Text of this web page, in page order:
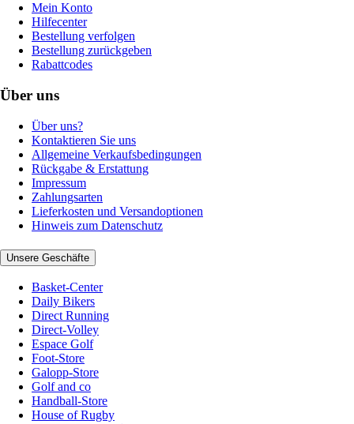
Mein Konto
Hilfecenter
Bestellung verfolgen
Bestellung zurückgeben
Rabattcodes
Über uns
Über uns?
Kontaktieren Sie uns
Allgemeine Verkaufsbedingungen
Rückgabe & Erstattung
Impressum
Zahlungsarten
Lieferkosten und Versandoptionen
Hinweis zum Datenschutz
Unsere Geschäfte
Basket-Center
Daily Bikers
Direct Running
Direct-Volley
Espace Golf
Foot-Store
Galopp-Store
Golf and co
Handball-Store
House of Rugby